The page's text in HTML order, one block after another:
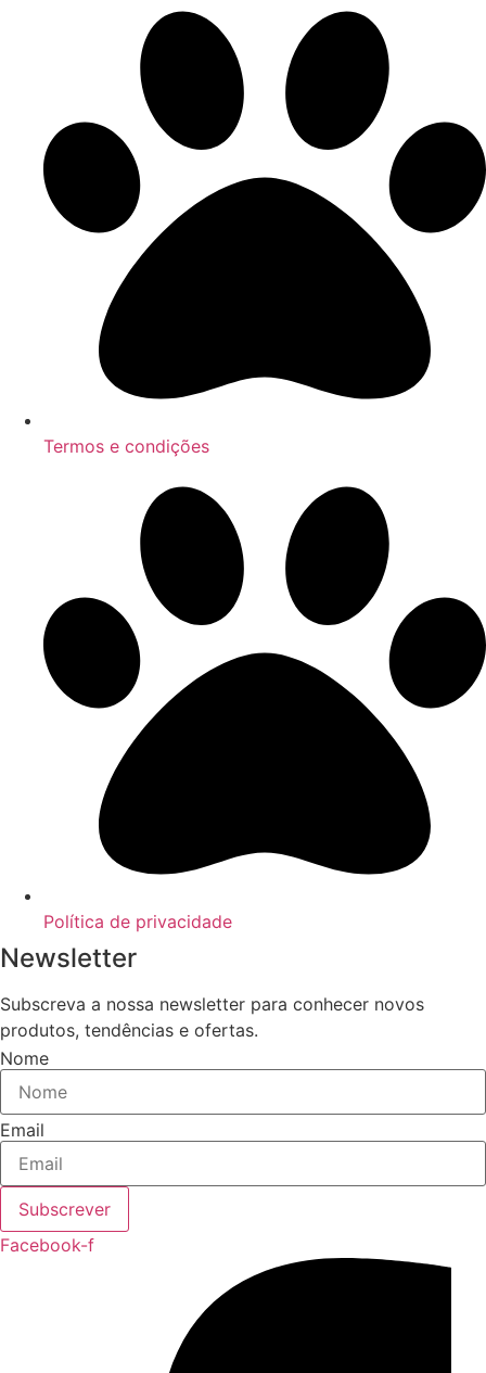
Termos e condições
Política de privacidade
Newsletter
Subscreva a nossa newsletter para conhecer novos
produtos, tendências e ofertas.
Nome
Email
Subscrever
Facebook-f